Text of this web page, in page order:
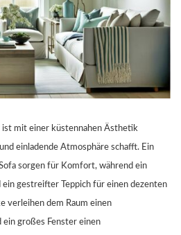
ist mit einer küstennahen Ästhetik
einladende Atmosphäre schafft. Ein
sorgen für Komfort, während ein
ein gestreifter Teppich für einen dezenten
verleihen dem Raum einen
ein großes Fenster einen